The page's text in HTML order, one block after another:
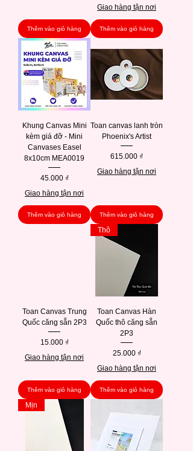
Thêm vào giỏ hàng
Giao hàng tận nơi
Thêm vào giỏ hàng
Khung Canvas Mini
kèm giá đỡ - Mini
Canvases Easel
8x10cm MEA0019
Giá
45.000 ₫
Giao hàng tận nơi
Thêm vào giỏ hàng
Toan canvas lanh tròn
Phoenix's Artist
Giá
615.000 ₫
Giao hàng tận nơi
Thêm vào giỏ hàng
Toan Canvas Trung
Quốc căng sẵn 2P3
Giá
15.000 ₫
Giao hàng tận nơi
Thêm vào giỏ hàng
Thô
Toan Canvas Hàn
Quốc thô căng sẵn
2P3
Giá
25.000 ₫
Giao hàng tận nơi
Thêm vào giỏ hàng
Mịn